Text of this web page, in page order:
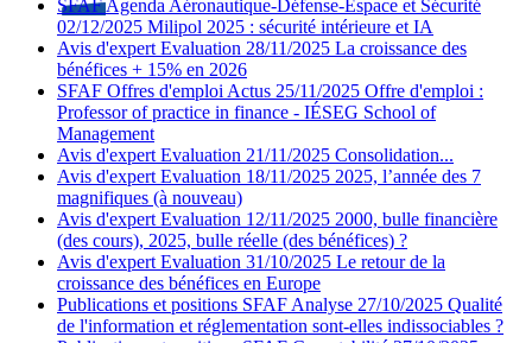
SFAF Agenda Aéronautique-Défense-Espace et Sécurité
02/12/2025 Milipol 2025 : sécurité intérieure et IA
Avis d'expert Evaluation 28/11/2025 La croissance des
bénéfices + 15% en 2026
SFAF Offres d'emploi Actus 25/11/2025 Offre d'emploi :
Professor of practice in finance - IÉSEG School of
Management
Avis d'expert Evaluation 21/11/2025 Consolidation...
Avis d'expert Evaluation 18/11/2025 2025, l’année des 7
magnifiques (à nouveau)
Avis d'expert Evaluation 12/11/2025 2000, bulle financière
(des cours), 2025, bulle réelle (des bénéfices) ?
Avis d'expert Evaluation 31/10/2025 Le retour de la
croissance des bénéfices en Europe
Publications et positions SFAF Analyse 27/10/2025 Qualité
de l'information et réglementation sont-elles indissociables ?